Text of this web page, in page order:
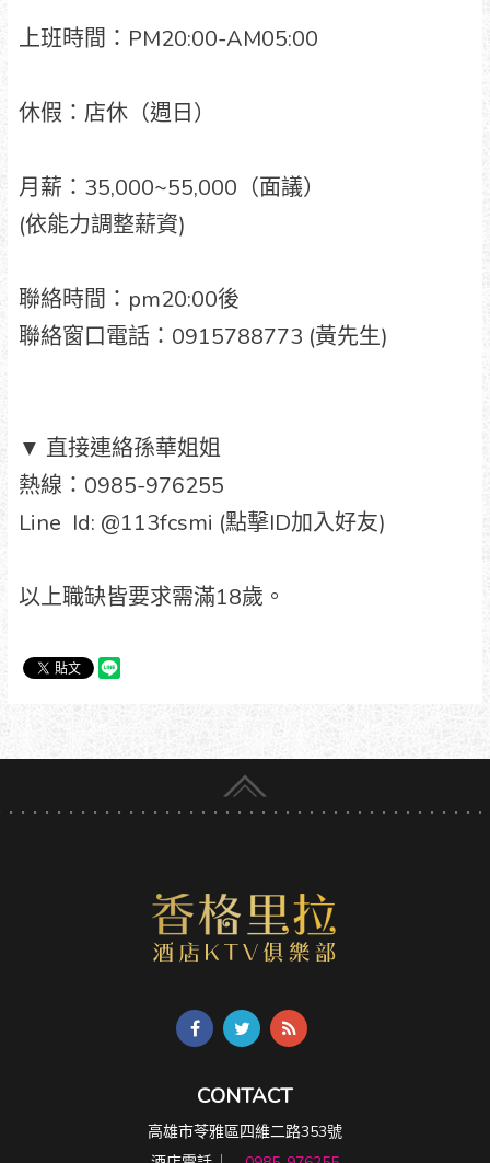
上班時間：PM20:00-AM05:00
休假：店休（週日）
月薪：35,000~55,000（面議）
(依能力調整薪資)
聯絡時間：pm20:00後
聯絡窗口電話：0915788773 (黃先生)
▼ 直接連絡孫華姐姐
熱線：0985-976255
Line Id: @113fcsmi (點擊ID加入好友)
以上職缺皆要求需滿18歲。
CONTACT
高雄市苓雅區四維二路353號